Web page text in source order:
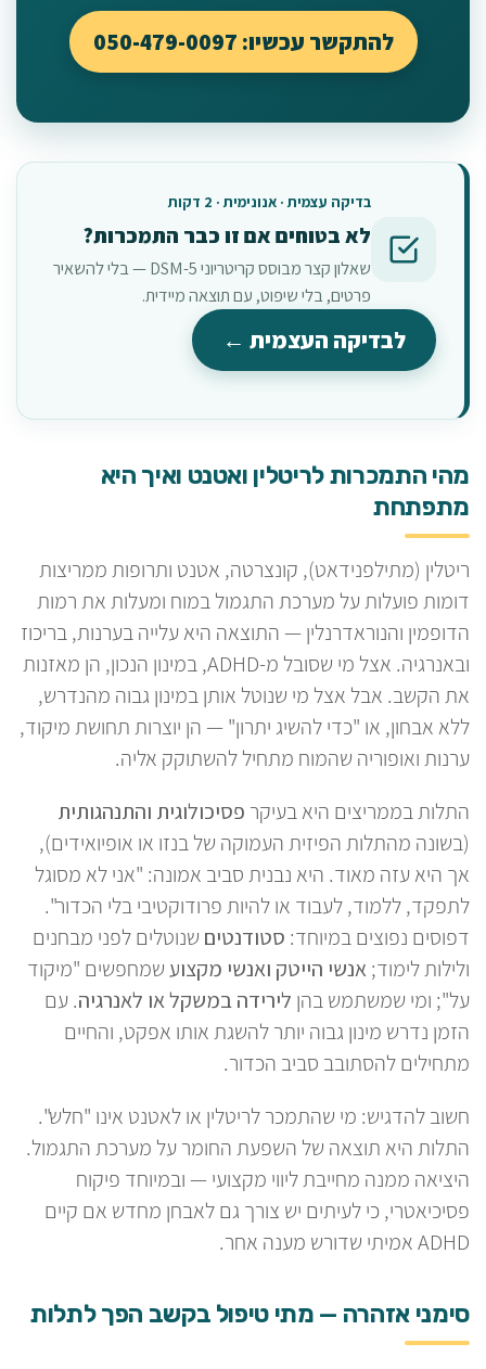
להתקשר עכשיו: 050-479-0097
בדיקה עצמית · אנונימית · 2 דקות
לא בטוחים אם זו כבר התמכרות?
שאלון קצר מבוסס קריטריוני DSM-5 — בלי להשאיר
פרטים, בלי שיפוט, עם תוצאה מיידית.
לבדיקה העצמית ←
מהי התמכרות לריטלין ואטנט ואיך היא
מתפתחת
ריטלין (מתילפנידאט), קונצרטה, אטנט ותרופות ממריצות
דומות פועלות על מערכת התגמול במוח ומעלות את רמות
הדופמין והנוראדרנלין — התוצאה היא עלייה בערנות, בריכוז
ובאנרגיה. אצל מי שסובל מ-ADHD, במינון הנכון, הן מאזנות
את הקשב. אבל אצל מי שנוטל אותן במינון גבוה מהנדרש,
ללא אבחון, או "כדי להשיג יתרון" — הן יוצרות תחושת מיקוד,
ערנות ואופוריה שהמוח מתחיל להשתוקק אליה.
התלות בממריצים היא בעיקר פסיכולוגית והתנהגותית
(בשונה מהתלות הפיזית העמוקה של בנזו או אופיואידים),
אך היא עזה מאוד. היא נבנית סביב אמונה: "אני לא מסוגל
לתפקד, ללמוד, לעבוד או להיות פרודוקטיבי בלי הכדור".
דפוסים נפוצים במיוחד: סטודנטים שנוטלים לפני מבחנים
ולילות לימוד;אנשי הייטק ואנשי מקצועשמחפשים "מיקוד
על"; ומי שמשתמש בהן לירידה במשקל או לאנרגיה. עם
הזמן נדרש מינון גבוה יותר להשגת אותו אפקט, והחיים
מתחילים להסתובב סביב הכדור.
חשוב להדגיש: מי שהתמכר לריטלין או לאטנט אינו "חלש".
התלות היא תוצאה של השפעת החומר על מערכת התגמול.
היציאה ממנה מחייבת ליווי מקצועי — ובמיוחד פיקוח
פסיכיאטרי, כי לעיתים יש צורך גם לאבחן מחדש אם קיים
ADHD אמיתי שדורש מענה אחר.
סימני אזהרה — מתי טיפול בקשב הפך לתלות